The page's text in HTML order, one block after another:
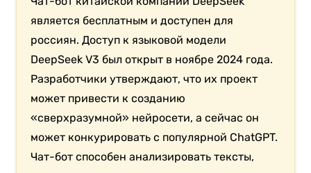
является бесплатным и доступен для
россиян. Доступ к языковой модели
DeepSeek V3 был открыт в ноябре 2024 года.
Разработчики утверждают, что их проект
может привести к созданию
«сверхразумной» нейросети, а сейчас он
может конкурировать с популярной ChatGPT.
Чат-бот способен анализировать тексты,